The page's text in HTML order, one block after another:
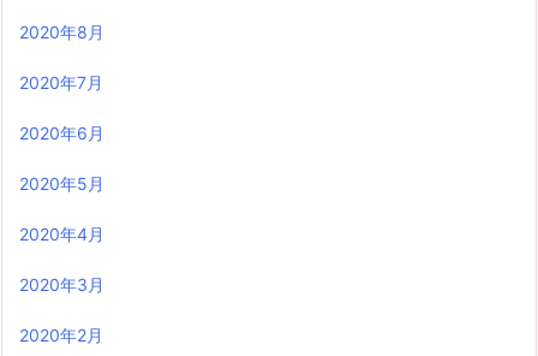
2020年8月
2020年7月
2020年6月
2020年5月
2020年4月
2020年3月
2020年2月